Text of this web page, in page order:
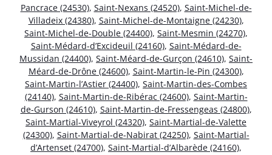
Pancrace (24530), Saint-Nexans (24520), Saint-Michel-de-
Villadeix (24380), Saint-Michel-de-Montaigne (24230),
Saint-Michel-de-Double (24400), Saint-Mesmin (24270),
Saint-Médard-d’Excideuil (24160), Saint-Médard-de-
Mussidan (24400), Saint-Méard-de-Gurçon (24610), Saint-
Méard-de-Drône (24600), Saint-Martin-le-Pin (24300),
Saint-Martin-l’Astier (24400), Saint-Martin-des-Combes
(24140), Saint-Martin-de-Ribérac (24600), Saint-Martin-
de-Gurson (24610), Saint-Martin-de-Fressengeas (24800),
Saint-Martial-Viveyrol (24320), Saint-Martial-de-Valette
(24300), Saint-Martial-de-Nabirat (24250), Saint-Martial-
d’Artenset (24700), Saint-Martial-d’Albarède (24160),